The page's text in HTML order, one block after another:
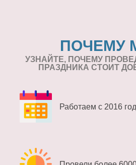
ПОЧЕМУ
УЗНАЙТЕ, ПОЧЕМУ
ПРАЗДНИКА СТОИТ
Работаем с 2016